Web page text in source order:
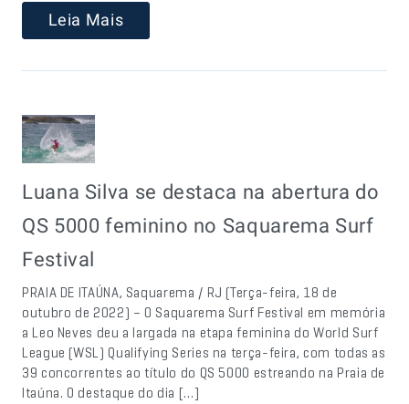
Leia Mais
Luana Silva se destaca na abertura do
QS 5000 feminino no Saquarema Surf
Festival
PRAIA DE ITAÚNA, Saquarema / RJ (Terça-feira, 18 de
outubro de 2022) – O Saquarema Surf Festival em memória
a Leo Neves deu a largada na etapa feminina do World Surf
League (WSL) Qualifying Series na terça-feira, com todas as
39 concorrentes ao título do QS 5000 estreando na Praia de
Itaúna. O destaque do dia […]